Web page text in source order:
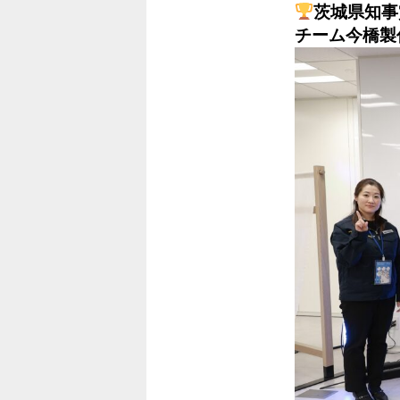
茨城県知
チーム今橋